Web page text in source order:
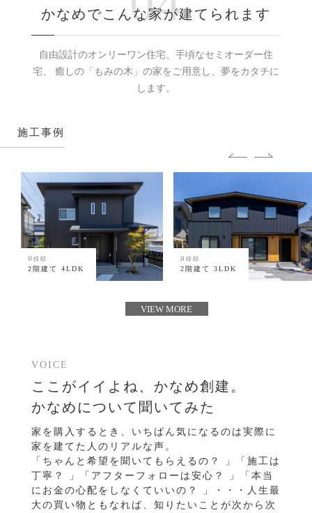
かなめでこんな家が建てられます
自由設計のオンリーワン住宅、手頃なセミオーダー住
宅、
癒しの「もみの木」の家をご用意し、夢をカタチに
します。
施工事例
H様邸
2階建て 4LDK
H様邸
2階建て 3LDK
VIEW MORE
VOICE
ここがイイよね、かなめ創建。
かなめについて聞いてみた
家を購入するとき、いちばん気になるのは実際に
家を建てた人のリアルな声。
「ちゃんと希望を聞いてもらえるの？ 」「施工は
丁寧？ 」「アフターフォローは安心？ 」「本当
にお金の心配をしなくていいの？ 」・・・人生最
大の買い物ともなれば、知りたいことが次から次